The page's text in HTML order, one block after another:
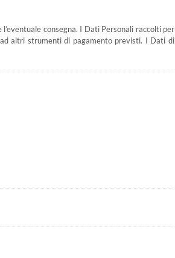
consegna. I Dati Personali raccolti per
altri strumenti di pagamento previsti. I Dati di